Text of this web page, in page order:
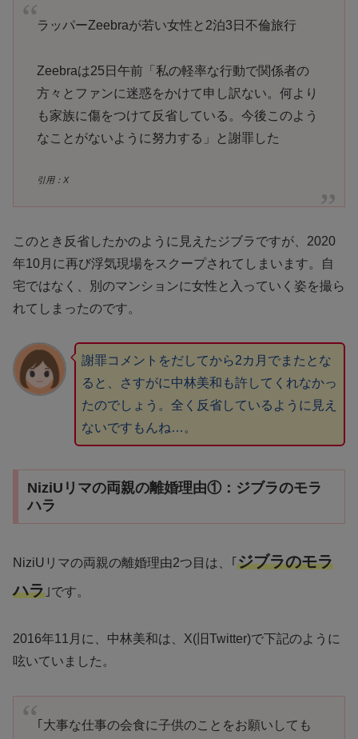
ラッパーZeebraが若い女性と2泊3日不倫旅行
Zeebraは25日午前「私の軽率な行動で関係者の
方々とファンに迷惑をかけて申し訳ない。何より
も家族に傷をつけて反省している。今後このよう
なことがないように努力する」と謝罪した
引用：X
このとき反省したかのように見えたジブラですが、2020
年10月に再び浮気現場をスクープされてしまいます。自
宅ではなく、別のマンションに女性と入っていく姿を撮ら
れてしまったのです。
謝罪コメントをだしてから2カ月でまたとな
ると、さすがに中林美和も許してくれなかっ
たのでしょう。全く反省しているように見え
ないですもんね…。
NiziUリマの両親の離婚理由①：ジブラのモラ
ハラ
NiziUリマの両親の離婚理由2つ目は、｢ ジブラのモラ
ハラ ｣です。
2016年11月に、中林美和は、X(旧Twitter)で下記のように
呟いていました。
｢大事な仕事の会食に子供のことをお願いしても